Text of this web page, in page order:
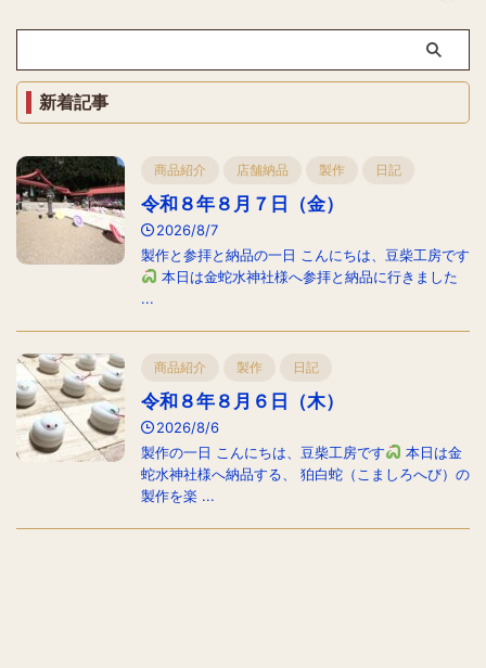
新着記事
商品紹介 店舗納品 製作 日記
令和８年８月７日（金）
2026/8/7
製作と参拝と納品の一日 こんにちは、豆柴工房です
本日は金蛇水神社様へ参拝と納品に行きました
...
商品紹介 製作 日記
令和８年８月６日（木）
2026/8/6
製作の一日 こんにちは、豆柴工房です
本日は金
蛇水神社様へ納品する、 狛白蛇（こましろへび）の
製作を楽 ...